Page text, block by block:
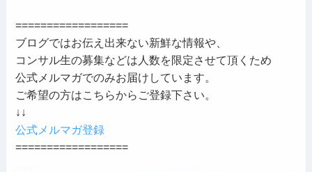
==================
ブログではお伝え出来ない新鮮な情報や、
コンサル生の募集などは人数を限定させて頂くため
公式メルマガでのみお届けしています。
ご希望の方はこちらからご登録下さい。
↓↓
公式メルマガ登録
==================